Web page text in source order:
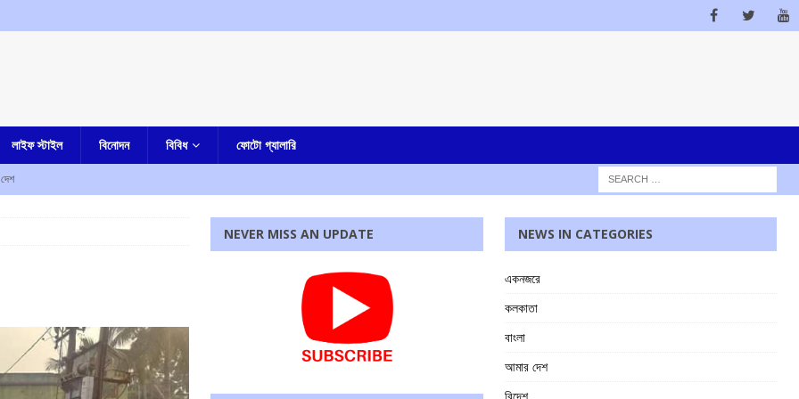
লাইফ স্টাইল বিনোদন বিবিধ ফোটো গ্যালারি
আহবান মুখ্যমন্ত্রীর
ও মাদক, গ্রেফতার দুই
আমার বাংলা
উত্তেজনা ডোমজুর এলাকায়..
NEVER MISS AN UPDATE NEWS IN CATEGORIES
একনজরে
কলকাতা
বাংলা
আমার দেশ